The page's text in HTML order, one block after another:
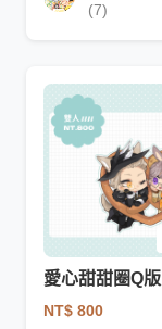
(7)
愛心甜甜圈Q版
NT$ 800